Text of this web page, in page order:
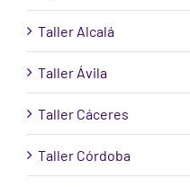
Taller Alcalá
Taller Ávila
Taller Cáceres
Taller Córdoba